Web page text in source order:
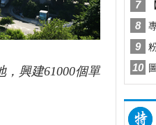
興建61000個單